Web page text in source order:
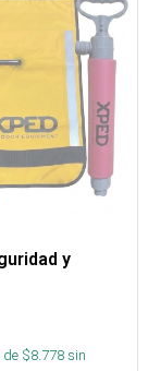
y
$8.778sin